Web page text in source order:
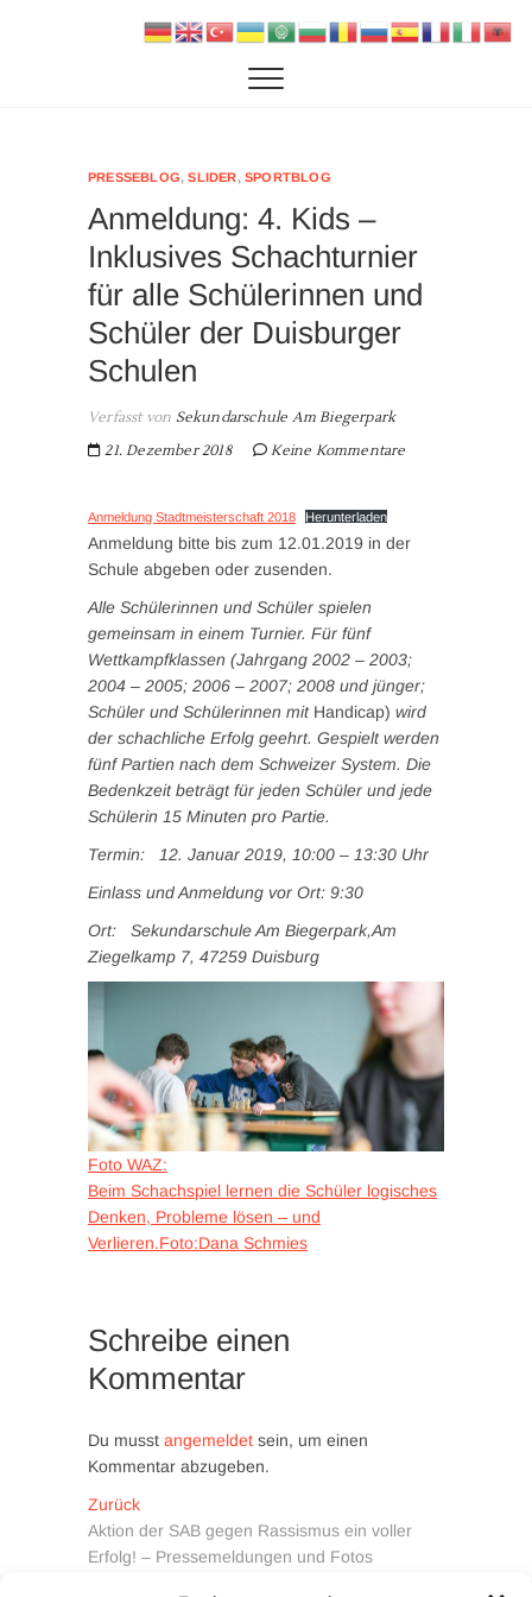
SAB
DIE SEKUNDARSCHULE AM BIEGERPARK IN
PRESSEBLOG,SLIDER,SPORTBLOG
Anmeldung: 4. Kids –
Inklusives Schachturnier
für alle Schülerinnen und
Schüler der Duisburger
Schulen
Verfasst von Sekundarschule Am Biegerpark
21. Dezember 2018
Keine Kommentare
Anmeldung Stadtmeisterschaft 2018 Herunterladen
Anmeldung bitte bis zum 12.01.2019 in der
Schule abgeben oder zusenden.
Alle Schülerinnen und Schüler spielen
gemeinsam in einem Turnier. Für fünf
Wettkampfklassen (Jahrgang 2002 – 2003;
2004 – 2005; 2006 – 2007; 2008 und jünger;
Schüler und Schülerinnen mitHandicap) wird
der schachliche Erfolg geehrt. Gespielt werden
fünf Partien nach dem Schweizer System. Die
Bedenkzeit beträgt für jeden Schüler und jede
Schülerin 15 Minuten pro Partie.
Termin: 12. Januar 2019, 10:00 – 13:30 Uhr
Einlass und Anmeldung vor Ort: 9:30
Ort: Sekundarschule Am Biegerpark,Am
Ziegelkamp 7, 47259 Duisburg
Foto WAZ:
Beim Schachspiel lernen die Schüler logisches
Denken, Probleme lösen – und
Verlieren.Foto:Dana Schmies
Schreibe einen
Kommentar
Du musst angemeldet sein, um einen
Kommentar abzugeben.
Beitragsnavigation
ZurückVorheriger
Beitrag:
Aktion der SAB gegen Rassismus ein voller
Erfolg! – Pressemeldungen und Fotos